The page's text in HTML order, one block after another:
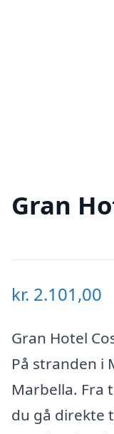
Gran
kr. 2.101,00
Gran Hotel
På stranden i
Marbella. Fra
du gå direkte